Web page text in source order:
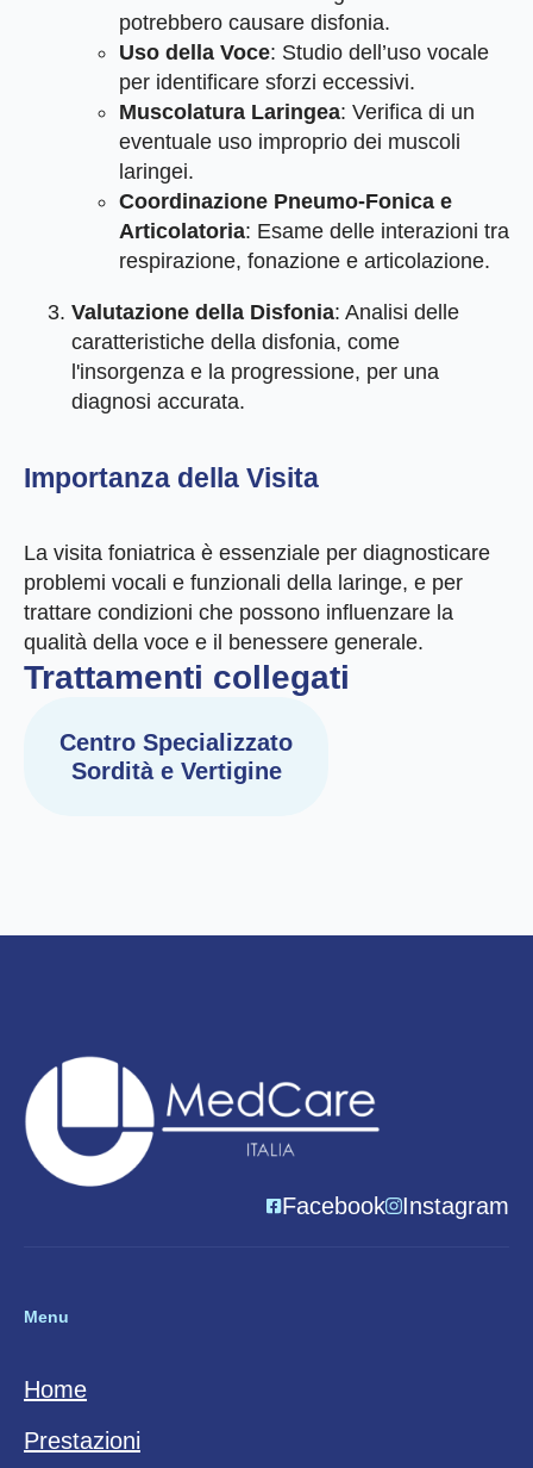
potrebbero causare disfonia.
Uso della Voce: Studio dell’uso vocale
per identificare sforzi eccessivi.
Muscolatura Laringea: Verifica di un
eventuale uso improprio dei muscoli
laringei.
Coordinazione Pneumo-Fonica e
Articolatoria: Esame delle interazioni tra
respirazione, fonazione e articolazione.
Valutazione della Disfonia: Analisi delle
caratteristiche della disfonia, come
l'insorgenza e la progressione, per una
diagnosi accurata.
Importanza della Visita
La visita foniatrica è essenziale per diagnosticare
problemi vocali e funzionali della laringe, e per
trattare condizioni che possono influenzare la
qualità della voce e il benessere generale.
Trattamenti collegati
Centro Specializzato
Sordità e Vertigine
Facebook Instagram
Menu
Home
Prestazioni